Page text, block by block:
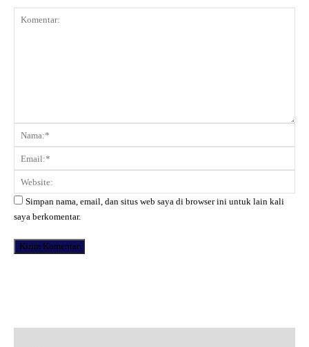
Komentar:
Simpan nama, email, dan situs web saya di browser ini untuk lain kali
saya berkomentar.